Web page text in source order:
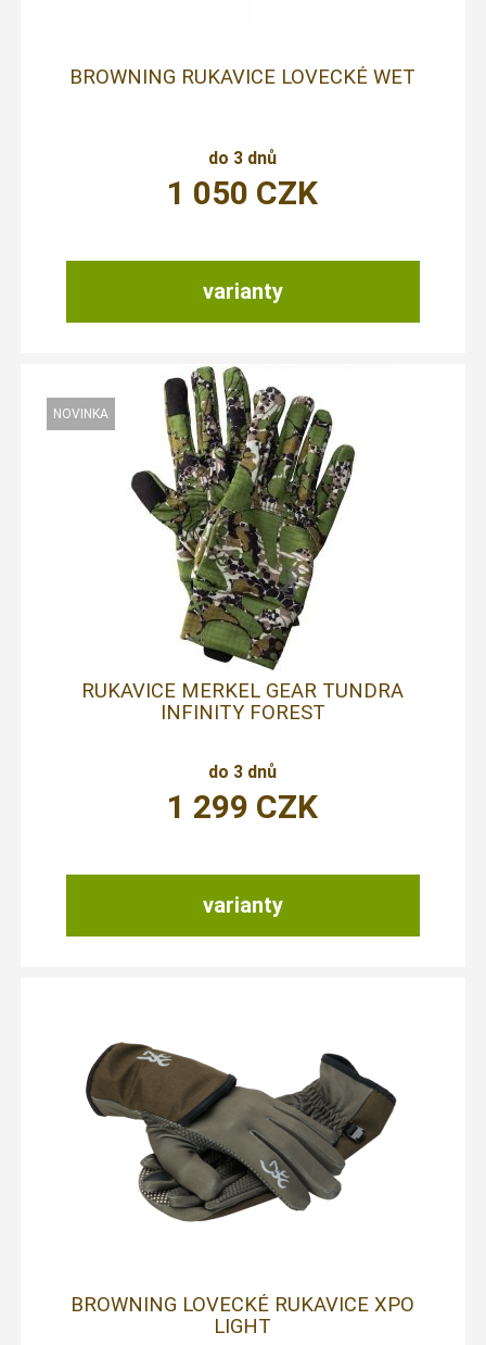
BROWNING RUKAVICE LOVECKÉ WET
do 3 dnů
varianty
1 050 CZK
RUKAVICE MERKEL GEAR TUNDRA
INFINITY FOREST
do 3 dnů
varianty
1 299 CZK
BROWNING LOVECKÉ RUKAVICE XPO
LIGHT